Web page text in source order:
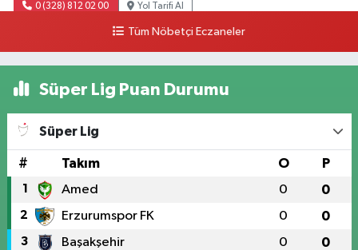
0 (328) 812 02 00 Yol Tarifi Al
Tüm Nöbetçi Eczaneler
Süper Lig Puan Durumu
Süper Lig
# Takım O P
1 Amed 0 0
2 Erzurumspor FK 0 0
3 Başakşehir 0 0